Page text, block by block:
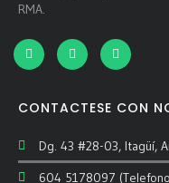
RMA.
CONTACTESE CON
Dg. 43 #28-03, Itagüí,
604 5178097